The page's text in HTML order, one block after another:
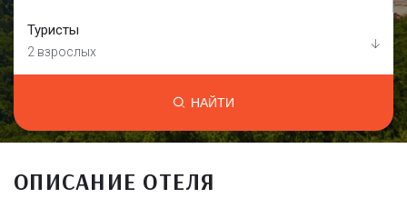
Туристы
2 взрослых
НАЙТИ
ОПИСАНИЕ ОТЕЛЯ